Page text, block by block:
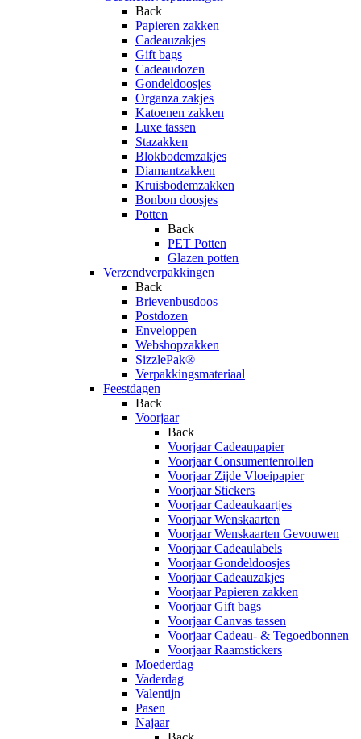
Back
Papieren zakken
Cadeauzakjes
Gift bags
Cadeaudozen
Gondeldoosjes
Organza zakjes
Katoenen zakken
Luxe tassen
Stazakken
Blokbodemzakjes
Diamantzakken
Kruisbodemzakken
Bonbon doosjes
Potten
Back
PET Potten
Glazen potten
Verzendverpakkingen
Back
Brievenbusdoos
Postdozen
Enveloppen
Webshopzakken
SizzlePak®
Verpakkingsmateriaal
Feestdagen
Back
Voorjaar
Back
Voorjaar Cadeaupapier
Voorjaar Consumentenrollen
Voorjaar Zijde Vloeipapier
Voorjaar Stickers
Voorjaar Cadeaukaartjes
Voorjaar Wenskaarten
Voorjaar Wenskaarten Gevouwen
Voorjaar Cadeaulabels
Voorjaar Gondeldoosjes
Voorjaar Cadeauzakjes
Voorjaar Papieren zakken
Voorjaar Gift bags
Voorjaar Canvas tassen
Voorjaar Cadeau- & Tegoedbonnen
Voorjaar Raamstickers
Moederdag
Vaderdag
Valentijn
Pasen
Najaar